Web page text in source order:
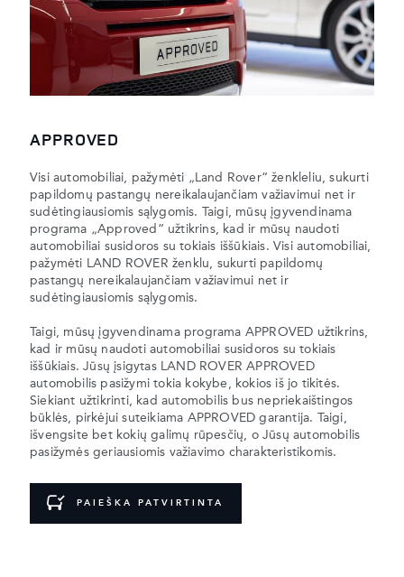
APPROVED
Visi automobiliai, pažymėti „Land Rover“ ženkleliu, sukurti
papildomų pastangų nereikalaujančiam važiavimui net ir
sudėtingiausiomis sąlygomis. Taigi, mūsų įgyvendinama
programa „Approved“ užtikrins, kad ir mūsų naudoti
automobiliai susidoros su tokiais iššūkiais. Visi automobiliai,
pažymėti LAND ROVER ženklu, sukurti papildomų
pastangų nereikalaujančiam važiavimui net ir
sudėtingiausiomis sąlygomis.
Taigi, mūsų įgyvendinama programa APPROVED užtikrins,
kad ir mūsų naudoti automobiliai susidoros su tokiais
iššūkiais. Jūsų įsigytas LAND ROVER APPROVED
automobilis pasižymi tokia kokybe, kokios iš jo tikitės.
Siekiant užtikrinti, kad automobilis bus nepriekaištingos
būklės, pirkėjui suteikiama APPROVED garantija. Taigi,
išvengsite bet kokių galimų rūpesčių, o Jūsų automobilis
pasižymės geriausiomis važiavimo charakteristikomis.
PAIEŠKA PATVIRTINTA